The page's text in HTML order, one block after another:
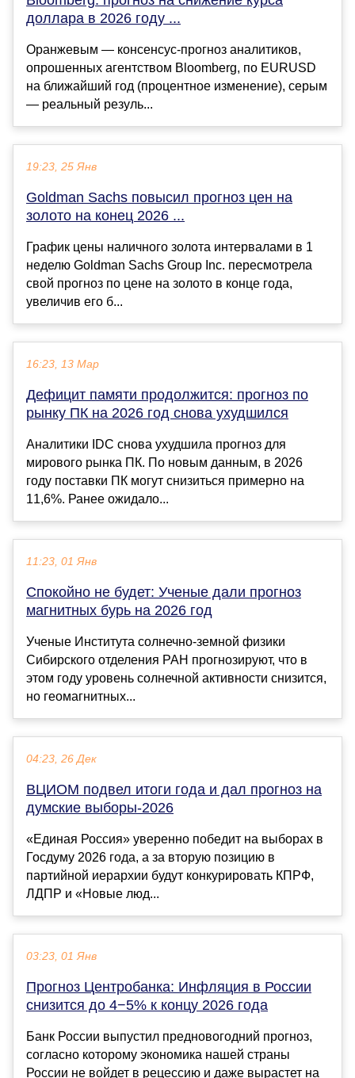
доллара в 2026 году ...
Оранжевым — консенсус-прогноз аналитиков,
опрошенных агентством Bloomberg, по EURUSD
на ближайший год (процентное изменение), серым
— реальный резуль...
19:23, 25 Янв
Goldman Sachs повысил прогноз цен на
золото на конец 2026 ...
График цены наличного золота интервалами в 1
неделю Goldman Sachs Group Inc. пересмотрела
свой прогноз по цене на золото в конце года,
увеличив его б...
16:23, 13 Мар
Дефицит памяти продолжится: прогноз по
рынку ПК на 2026 год снова ухудшился
Аналитики IDC снова ухудшила прогноз для
мирового рынка ПК. По новым данным, в 2026
году поставки ПК могут снизиться примерно на
11,6%. Ранее ожидало...
11:23, 01 Янв
Спокойно не будет: Ученые дали прогноз
магнитных бурь на 2026 год
Ученые Института солнечно-земной физики
Сибирского отделения РАН прогнозируют, что в
этом году уровень солнечной активности снизится,
но геомагнитных...
04:23, 26 Дек
ВЦИОМ подвел итоги года и дал прогноз на
думские выборы-2026
«Единая Россия» уверенно победит на выборах в
Госдуму 2026 года, а за вторую позицию в
партийной иерархии будут конкурировать КПРФ,
ЛДПР и «Новые люд...
03:23, 01 Янв
Прогноз Центробанка: Инфляция в России
снизится до 4−5% к концу 2026 года
Банк России выпустил предновогодний прогноз,
согласно которому экономика нашей страны
России не войдет в рецессию и даже вырастет на